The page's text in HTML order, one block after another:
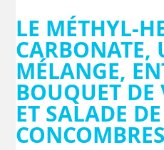
LE MÉTHYL-
CARBONATE,
MÉLANGE,
BOUQUET DE
ET SALADE DE